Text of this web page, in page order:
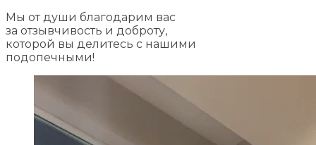
Мы от души благодарим вас
за отзывчивость и доброту,
которой вы делитесь с нашими
подопечными!